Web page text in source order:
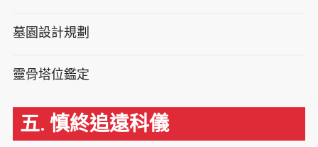
墓園設計規劃
靈骨塔位鑑定
五. 慎終追遠科儀